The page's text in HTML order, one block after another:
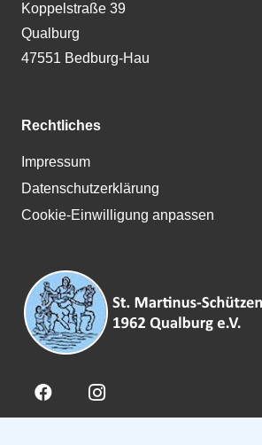
Koppelstraße 39
Qualburg
47551 Bedburg-Hau
Rechtliches
Impressum
Datenschutzerklärung
Cookie-Einwilligung anpassen